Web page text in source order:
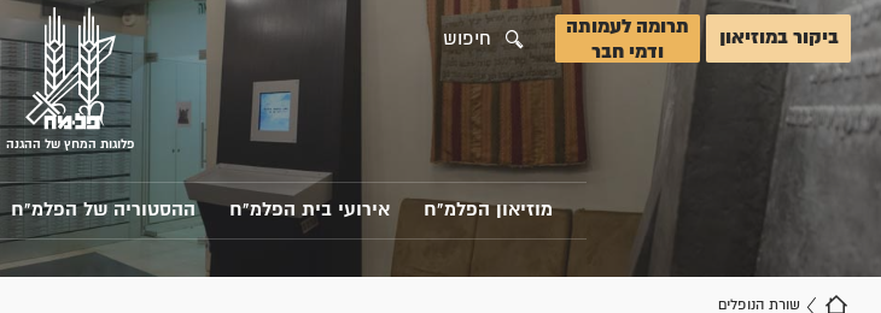
ביקור במוזיאון
תרומה לעמותה
ודמי חבר
חיפוש
פלוגות המחץ של ההגנה
מוזיאון הפלמ"ח אירועי בית הפלמ"ח ההסטוריה של הפלמ"ח
שורת הנופלים